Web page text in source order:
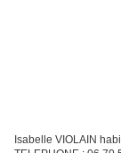
Isabelle VIOLAIN